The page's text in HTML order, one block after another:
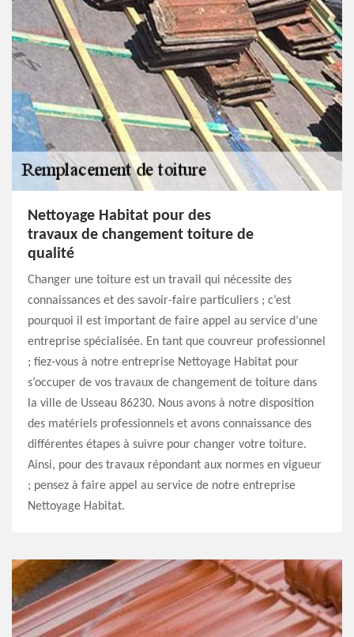
Nettoyage Habitat pour des
travaux de changement toiture de
qualité
Changer une toiture est un travail qui nécessite des
connaissances et des savoir-faire particuliers ; c’est
pourquoi il est important de faire appel au service d’une
entreprise spécialisée. En tant que couvreur professionnel
; fiez-vous à notre entreprise Nettoyage Habitat pour
s’occuper de vos travaux de changement de toiture dans
la ville de Usseau 86230. Nous avons à notre disposition
des matériels professionnels et avons connaissance des
différentes étapes à suivre pour changer votre toiture.
Ainsi, pour des travaux répondant aux normes en vigueur
; pensez à faire appel au service de notre entreprise
Nettoyage Habitat.